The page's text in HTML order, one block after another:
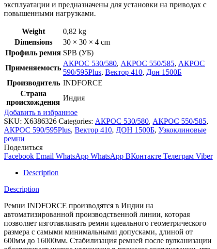
эксплуатации и предназначены для установки на приводах с
повышенными нагрузками.
Weight
0,82 kg
Dimensions
30 × 30 × 4 cm
Профиль ремня SPB (УБ)
Применяемость
АКРОС 530/580, АКРОС 550/585, АКРОС
590/595Plus, Вектор 410, Дон 1500Б
Производитель INDFORCE
Страна
происхождения
Индия
Добавить в избранное
SKU: X6386326 Categories: АКРОС 530/580, АКРОС 550/585,
АКРОС 590/595Plus, Вектор 410, ДОН 1500Б, Узкоклиновые
ремни
Поделиться
Facebook Email WhatsApp WhatsApp ВКонтакте Телеграм Viber
Description
Description
Ремни INDFORCE производятся в Индии на
автоматизированной производственной линии, которая
позволяет изготавливать ремни идеального геометрического
размера с самыми минимальными допусками, длиной от
600мм до 16000мм. Стабилизация ремней после вулканизации